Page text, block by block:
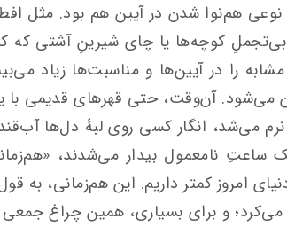
نوعی هم‌نوا شدن در آیین هم بود. مثل
کوچه‌ها یا چای شیرینِ آشتی که
را در آیین‌ها و مناسبت‌ها زیاد
می‌شود. آن‌وقت، حتی قهرهای قدیمی با
نرم می‌شد، انگار کسی روی لبهٔ دل‌ها
ساعتِ نامعمول بیدار می‌شدند،
امروز کمتر داریم. این هم‌زمانی، به
و برای بسیاری، همین چراغ جمعی